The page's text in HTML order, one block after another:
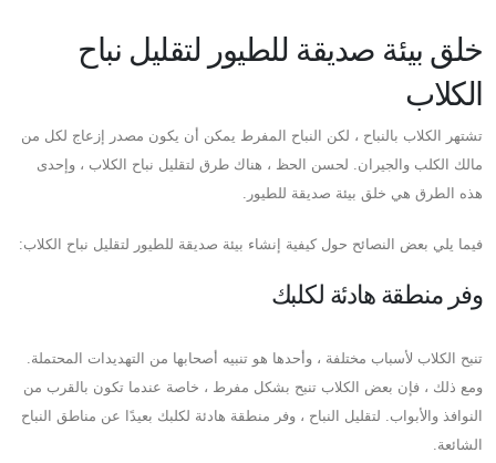
خلق بيئة صديقة للطيور لتقليل نباح
الكلاب
تشتهر الكلاب بالنباح ، لكن النباح المفرط يمكن أن يكون مصدر إزعاج لكل من
مالك الكلب والجيران. لحسن الحظ ، هناك طرق لتقليل نباح الكلاب ، وإحدى
هذه الطرق هي خلق بيئة صديقة للطيور.
فيما يلي بعض النصائح حول كيفية إنشاء بيئة صديقة للطيور لتقليل نباح الكلاب:
وفر منطقة هادئة لكلبك
تنبح الكلاب لأسباب مختلفة ، وأحدها هو تنبيه أصحابها من التهديدات المحتملة.
ومع ذلك ، فإن بعض الكلاب تنبح بشكل مفرط ، خاصة عندما تكون بالقرب من
النوافذ والأبواب. لتقليل النباح ، وفر منطقة هادئة لكلبك بعيدًا عن مناطق النباح
الشائعة.